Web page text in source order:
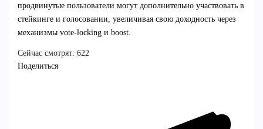
продвинутые пользователи могут дополнительно участвовать в
стейкинге и голосовании, увеличивая свою доходность через
механизмы vote-locking и boost.
Сейчас смотрят: 622
Поделиться